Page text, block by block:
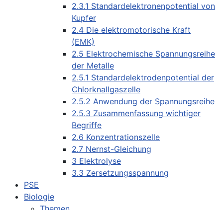
2.3.1 Standardelektronenpotential von
Kupfer
2.4 Die elektromotorische Kraft
(EMK)
2.5 Elektrochemische Spannungsreihe
der Metalle
2.5.1 Standardelektrodenpotential der
Chlorknallgaszelle
2.5.2 Anwendung der Spannungsreihe
2.5.3 Zusammenfassung wichtiger
Begriffe
2.6 Konzentrationszelle
2.7 Nernst-Gleichung
3 Elektrolyse
3.3 Zersetzungsspannung
PSE
Biologie